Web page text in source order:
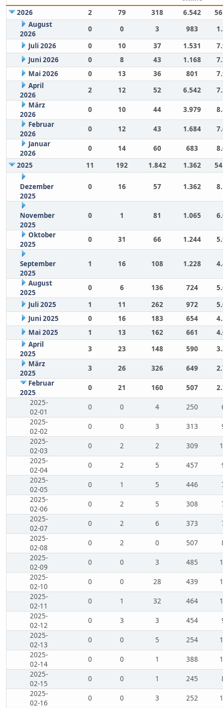
2026
2 79 318 6.542
August
2026
0 0 3 983
Juli 2026
0 10 37 1.531
Juni 2026
0 8 43 1.168
Mai 2026
0 13 36 801
April
2026
2 12 52 6.542
März
2026
0 10 44 3.979
Februar
2026
0 12 43 1.684
Januar
2026
0 14 60 683
2025
11 192 1.842 1.362
Dezember
2025
0 16 57 1.362
November
2025
0 1 81 1.065
Oktober
2025
0 31 66 1.244
September
2025
1 16 108 1.228
August
2025
0 6 136 724
Juli 2025
1 11 262 972
Juni 2025
0 16 183 654
Mai 2025
1 13 162 661
April
2025
3 23 148 590
März
2025
3 26 326 649
Februar
2025
0 21 160 507
2025-
02-01
0 0 4 250
2025-
02-02
0 0 3 313
2025-
02-03
0 2 2 309
2025-
02-04
0 2 5 457
2025-
02-05
0 1 5 446
2025-
02-06
0 2 5 308
2025-
02-07
0 2 6 373
2025-
02-08
0 2 0 507
2025-
02-09
0 0 3 485
2025-
02-10
0 0 28 439
2025-
02-11
0 1 32 464
2025-
02-12
0 3 3 454
2025-
02-13
0 0 5 254
2025-
02-14
0 0 1 388
2025-
02-15
0 0 1 245
2025-
02-16
0 0 3 252